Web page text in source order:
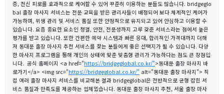
증, 전신 피로를 효과적으로 케어할 수 있어 꾸준히 이용하는 분들도 많습니다. bridgeglo
bal 출장 마사지 서비스는 전문 교육을 받은 관리사들이 배정되어 보다 체계적인 케어가
가능하며, 위생 관리 및 서비스 품질 또한 안정적으로 유지되고 있어 안심하고 이용할 수
있습니다. 요즘 중요한 요소인 청결, 안전, 전문성까지 고루 갖춘 서비스라는 점에서 높은
평가를 받고 있습니다. 또한 간편한 예약 시스템과 빠른 응대, 합리적인 가격대까지 더해
져 동대문 출장 마사지 추천 서비스를 찾는 분들에게 좋은 선택지가 될 수 있습니다. 다양
한 마사지 프로그램을 통해 개인의 상태에 맞춘 맞춤형 관리가 가능하다는 점도 큰 장점입
니다. 공식 홈페이지 <a href="https://bridgeglobal.co.kr/">동대문 출장 마사지 바
로가기</a> <img src="https://bridgeglobal.co.kr/" alt="동대문 출장 마사지"> 직
접 여러 출장 마사지 서비스를 비교해본 결과 bridgeglobal은 전반적으로 균형 잡힌 서
비스 품질과 만족도를 제공하는 업체였습니다. 동대문 출장 마사지 추천, 서울 출장 마사